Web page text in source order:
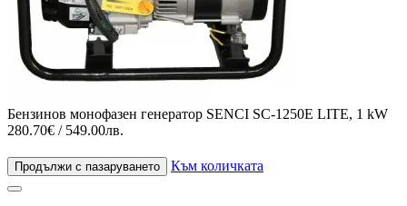
Бензинов монофазен генератор SENCI SC-1250E LITE, 1 kW
280.70€ / 549.00лв.
Продължи с пазаруването Към количката